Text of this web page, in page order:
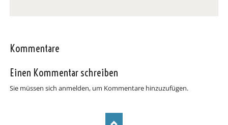
Kommentare
Einen Kommentar schreiben
Sie müssen sich anmelden, um Kommentare hinzuzufügen.